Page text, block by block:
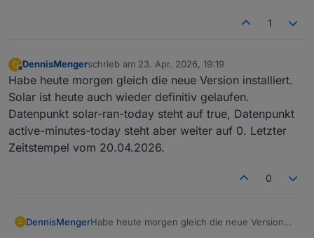
1
D
Offline
DennisMengerschrieb am 23. Apr. 2026, 19:19
zuletzt editiert von
Habe heute morgen gleich die neue Version installiert.
Solar ist heute auch wieder definitiv gelaufen.
Datenpunkt solar-ran-today steht auf true, Datenpunkt
active-minutes-today steht aber weiter auf 0. Letzter
Zeitstempel vom 20.04.2026.
0
D DennisMengerHabe heute morgen gleich die neue Version